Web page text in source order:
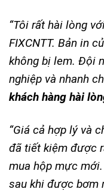
“Tôi rất hài lòng
FIXCNTT. Bản in
không bị lem. Đội
nghiệp và nhanh
khách hàng hài
“Giá cả hợp lý và
đã tiết kiệm được
mua hộp mực
sau khi được bơm